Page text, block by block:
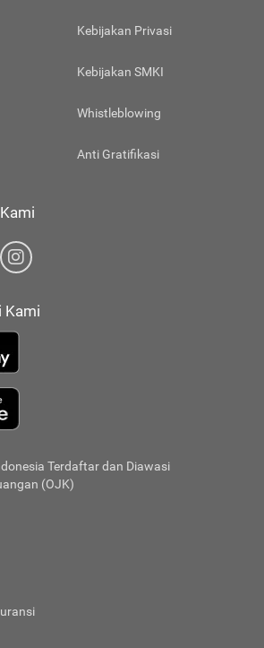
Kebijakan Privasi
Kebijakan SMKI
Whistleblowing
Anti Gratifikasi
Kami
Terdaftar dan Diawasi
(OJK)